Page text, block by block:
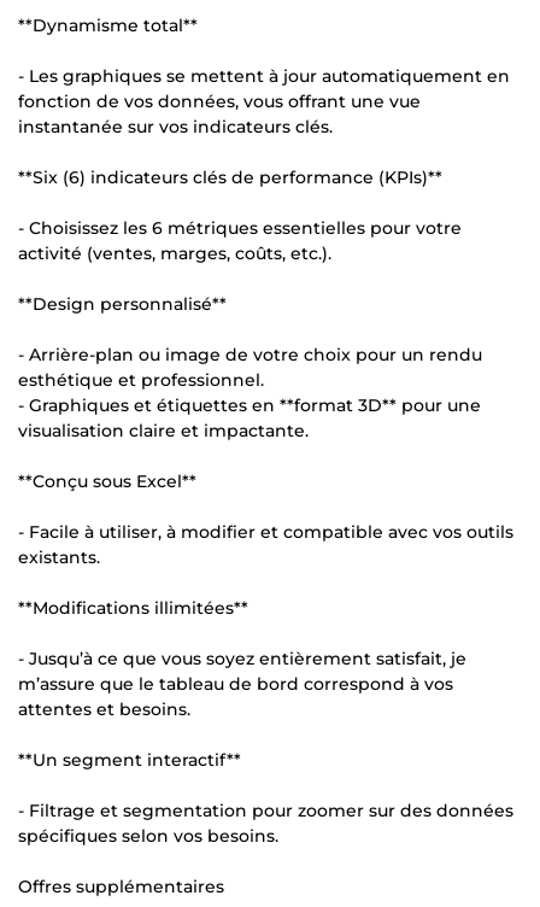
**Dynamisme total**
- Les graphiques se mettent à jour automatiquement en
fonction de vos données, vous offrant une vue
instantanée sur vos indicateurs clés.
**Six (6) indicateurs clés de performance (KPIs)**
- Choisissez les 6 métriques essentielles pour votre
activité (ventes, marges, coûts, etc.).
**Design personnalisé**
- Arrière-plan ou image de votre choix pour un rendu
esthétique et professionnel.
- Graphiques et étiquettes en **format 3D** pour une
visualisation claire et impactante.
**Conçu sous Excel**
- Facile à utiliser, à modifier et compatible avec vos outils
existants.
**Modifications illimitées**
- Jusqu’à ce que vous soyez entièrement satisfait, je
m’assure que le tableau de bord correspond à vos
attentes et besoins.
**Un segment interactif**
- Filtrage et segmentation pour zoomer sur des données
spécifiques selon vos besoins.
Offres supplémentaires